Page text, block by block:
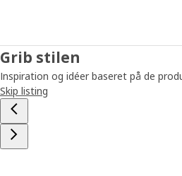
Grib stilen
Inspiration og idéer baseret på de
Skip listing